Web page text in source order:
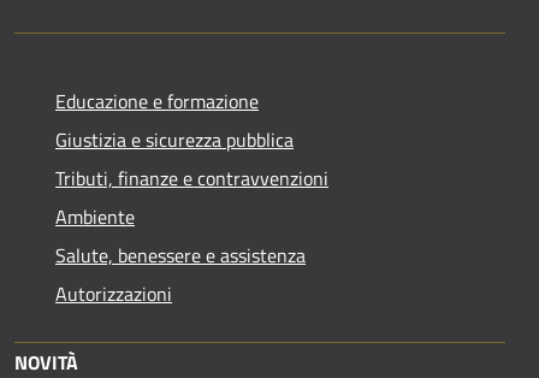
Educazione e formazione
Giustizia e sicurezza pubblica
Tributi, finanze e contravvenzioni
Ambiente
Salute, benessere e assistenza
Autorizzazioni
NOVITÀ